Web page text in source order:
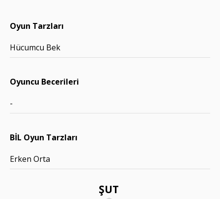
ŞUT
Oyun Tarzları
Hücumcu Bek
Oyuncu Becerileri
-
BİL Oyun Tarzları
Erken Orta